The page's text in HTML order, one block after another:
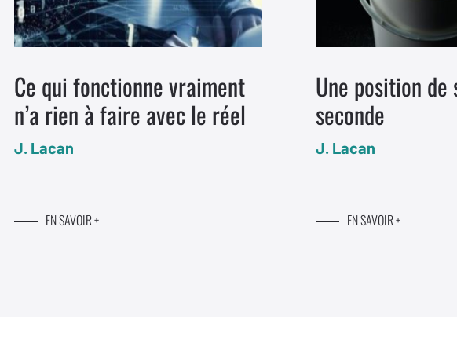
Ce qui fonctionne vraiment
n’a rien à faire avec le réel
J. Lacan
EN SAVOIR +
Une position
seconde
J. Lacan
EN SAVOIR +